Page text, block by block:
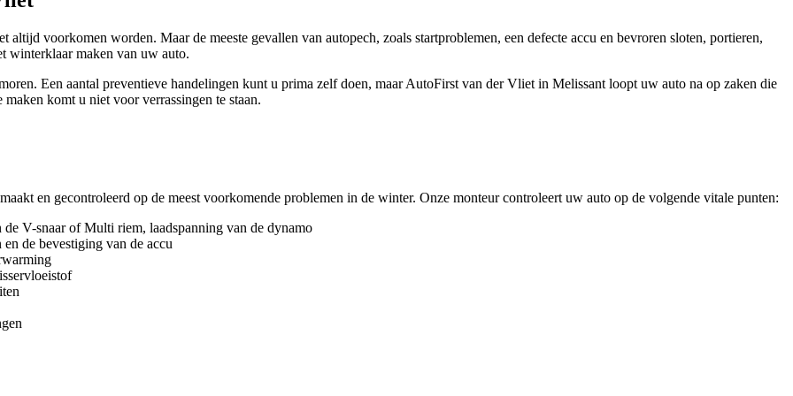
voorkomen worden. Maar de meeste gevallen van autopech, zoals startproblemen, een defecte accu en bevroren sloten, portieren,
winterklaar maken van uw auto.
Een aantal preventieve handelingen kunt u prima zelf doen, maar AutoFirst van der Vliet in Melissant loopt uw auto na op zaken die
komt u niet voor verrassingen te staan.
en gecontroleerd op de meest voorkomende problemen in de winter. Onze monteur controleert uw auto op de volgende vitale punten:
V-snaar of Multi riem, laadspanning van de dynamo
de bevestiging van de accu